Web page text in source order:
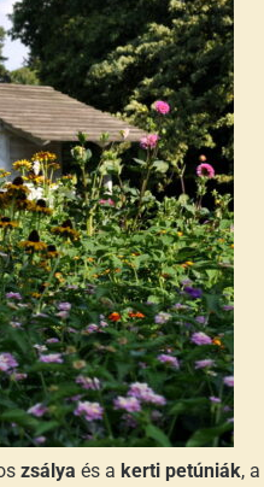
zsálya és a kerti petúniák, a